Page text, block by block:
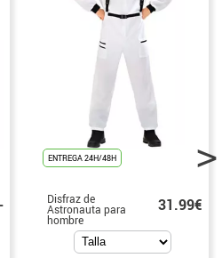
ENTREGA 24H/48H
Disfraz de
Astronauta para
hombre
31.99€